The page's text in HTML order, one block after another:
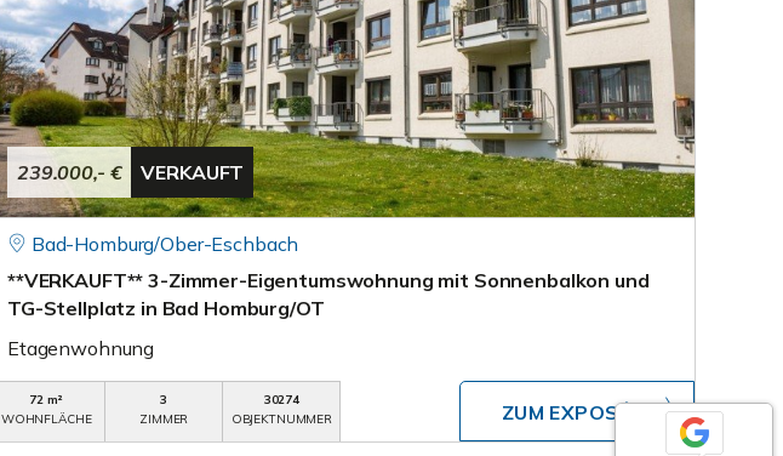
239.000,- € VERKAUFT
Bad-Homburg/Ober-Eschbach
**VERKAUFT** 3-Zimmer-Eigentumswohnung mit Sonnenbalkon und
TG-Stellplatz in Bad Homburg/OT
Etagenwohnung
72 m²
WOHNFLÄCHE
3
ZIMMER
30274
OBJEKTNUMMER
ZUM EXPOSÉ